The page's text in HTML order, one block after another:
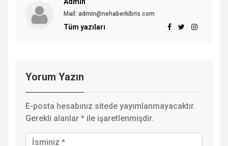
Mail: admin@nehaberkibris.com
Tüm yazıları
Yorum Yazın
E-posta hesabınız sitede yayımlanmayacaktır.
Gerekli alanlar * ile işaretlenmişdir.